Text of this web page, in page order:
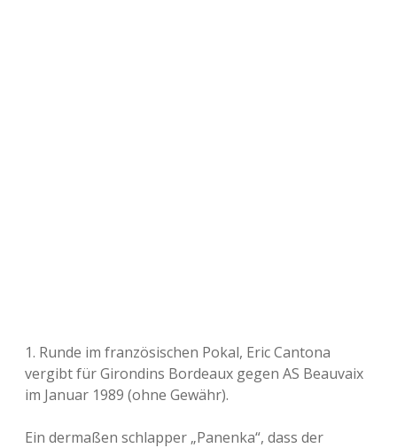
1. Runde im französischen Pokal, Eric Cantona
vergibt für Girondins Bordeaux gegen AS Beauvaix
im Januar 1989 (ohne Gewähr).
Ein dermaßen schlapper „Panenka“, dass der